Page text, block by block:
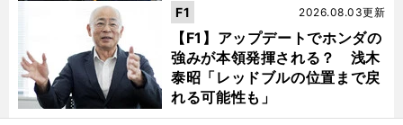
【F1】アップデートでホンダの
強みが本領発揮される？ 浅木
泰昭「レッドブルの位置まで戻
れる可能性も」
2026.08.03更新
F1